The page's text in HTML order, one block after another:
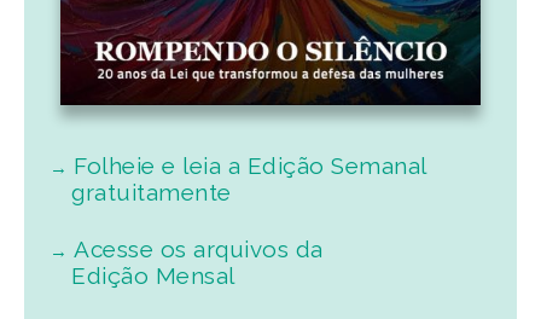
Folheie e leia a Edição Semanal
gratuitamente
Acesse os arquivos da
Edição Mensal